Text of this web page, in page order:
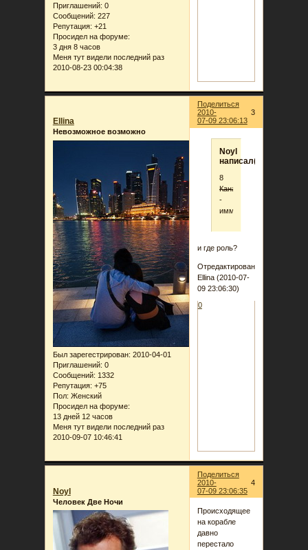
Приглашений: 0
Сообщений: 227
Репутация: +21
Просидел на форуме:
3 дня 8 часов
Меня тут видели последний раз
2010-08-23 00:04:38
Поделиться
3
2010-
07-09 23:06:13
Ellina
Невозможное возможно
Был зарегестрирован: 2010-04-01
Приглашений: 0
Сообщений: 1332
Репутация: +75
Пол: Женский
Просидел на форуме:
13 дней 12 часов
Меня тут видели последний раз
2010-09-07 10:46:41
Noyl
написал(а):
8
Канарейка
-
имм
и где роль?
Отредактировано
Ellina (2010-07-
09 23:06:30)
0
Поделиться
4
2010-
07-09 23:06:35
Noyl
Человек Две Ночи
Происходящее
на корабле
давно
перестало